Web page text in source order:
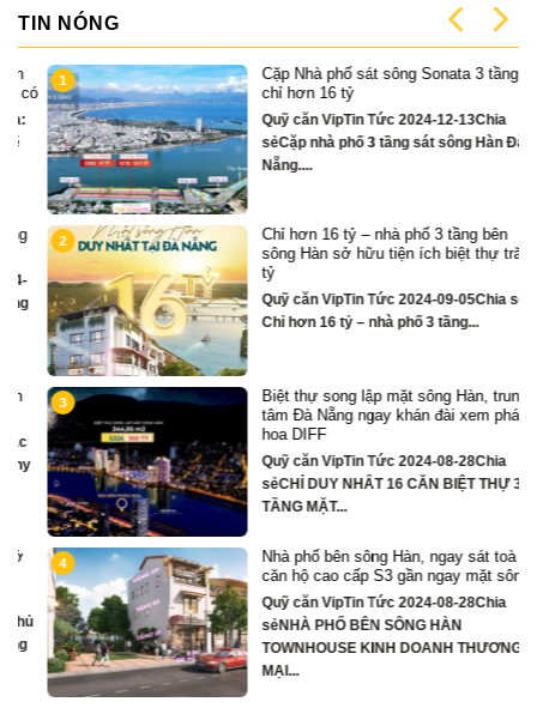
TIN NÓNG
Cặp Nhà phố sát sông Sonata 3 tầng
chỉ hơn 16 tỷ
Quỹ căn VipTin Tức 2024-12-13Chia
sẻCặp nhà phố 3 tầng sát sông Hàn Đà
Nẵng....
Chỉ hơn 16 tỷ – nhà phố 3 tầng bên
sông Hàn sở hữu tiện ích biệt thự trăm
tỷ
Quỹ căn VipTin Tức 2024-09-05Chia sẻ
Chỉ hơn 16 tỷ – nhà phố 3 tầng...
Biệt thự song lập mặt sông Hàn, trung
tâm Đà Nẵng ngay khán đài xem pháo
hoa DIFF
Quỹ căn VipTin Tức 2024-08-28Chia
sẻCHỈ DUY NHẤT 16 CĂN BIỆT THỰ 3
TẦNG MẶT...
Nhà phố bên sông Hàn, ngay sát toà
căn hộ cao cấp S3 gần ngay mặt sông
Quỹ căn VipTin Tức 2024-08-28Chia
sẻNHÀ PHỐ BÊN SÔNG HÀN
TOWNHOUSE KINH DOANH THƯƠNG
MẠI...